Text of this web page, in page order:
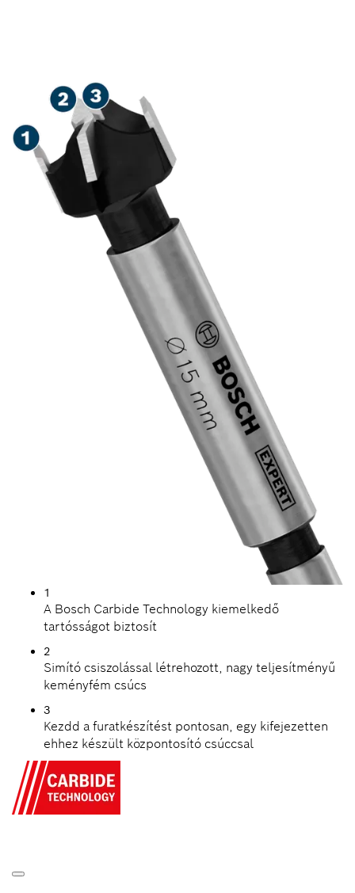
1
A Bosch Carbide Technology kiemelkedő
tartósságot biztosít
2
Simító csiszolással létrehozott, nagy teljesítményű
keményfém csúcs
3
Kezdd a furatkészítést pontosan, egy kifejezetten
ehhez készült központosító csúccsal